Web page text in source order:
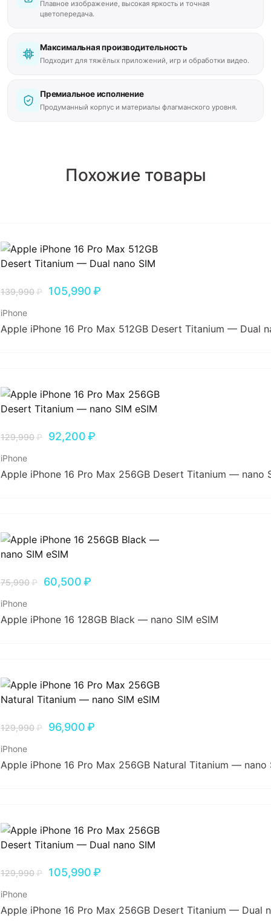
Плавное изображение, высокая яркость и точная
цветопередача.
Максимальная производительность
Подходит для тяжёлых приложений, игр и обработки видео.
Премиальное исполнение
Продуманный корпус и материалы флагманского уровня.
Похожие товары
139,990₽ 105,990₽
iPhone
Apple iPhone 16 Pro Max 512GB Desert Titanium — Dual
129,990₽ 92,200₽
iPhone
Apple iPhone 16 Pro Max 256GB Desert Titanium — nano
75,990₽ 60,500₽
iPhone
Apple iPhone 16 128GB Black — nano SIM eSIM
129,990₽ 96,900₽
iPhone
Apple iPhone 16 Pro Max 256GB Natural Titanium — nano
129,990₽ 105,990₽
iPhone
Apple iPhone 16 Pro Max 256GB Desert Titanium — Dual